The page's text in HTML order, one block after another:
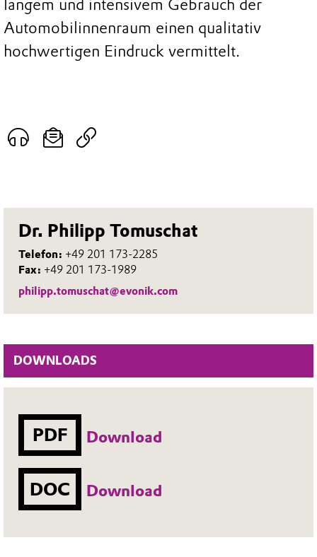
Dr. Philipp Tomuschat
Telefon: +49 201 173-2285
Fax: +49 201 173-1989
philipp.tomuschat@evonik.com
DOWNLOADS
PDF Download
DOC Download
langem und intensivem Gebrauch der
Automobilinnenraum einen qualitativ
hochwertigen Eindruck vermittelt.